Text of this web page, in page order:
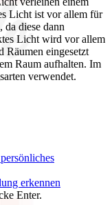
Licht ist vor allem für
da diese dann
Licht wird vor allem
Räumen eingesetzt
Raum aufhalten. Im
verwendet.
erkennen
Enter.